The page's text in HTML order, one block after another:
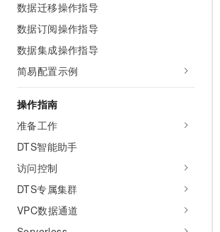
数据迁移操作指导
数据订阅操作指导
数据集成操作指导
简易配置示例
操作指南
准备工作
DTS智能助手
访问控制
DTS专属集群
VPC数据通道
网络与CDN
安全
中间件
数据库
大数据计算
媒体服务
企业服务与云通信
域名与网站
安全
网络
可观测
上云与迁云
企业出海
政企业务